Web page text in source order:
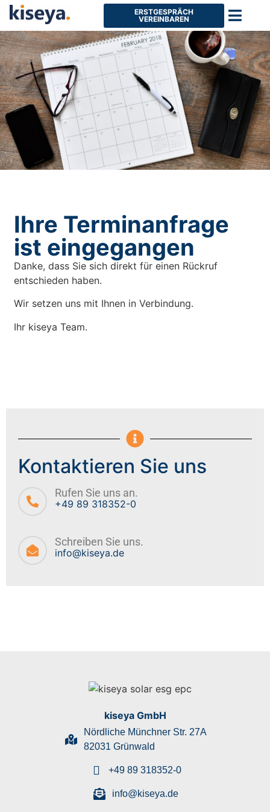
ERSTGESPRÄCH
VEREINBAREN
Ihre Terminanfrage
ist eingegangen
Danke, dass Sie sich direkt für einen Rückruf
entschieden haben.
Wir setzen uns mit Ihnen in Verbindung.
Ihr kiseya Team.
Kontaktieren Sie uns
Rufen Sie uns an.
+49 89 318352-0
Schreiben Sie uns.
info@kiseya.de
kiseya GmbH
Nördliche Münchner Str. 27A
82031 Grünwald
+49 89 318352-0
info@kiseya.de